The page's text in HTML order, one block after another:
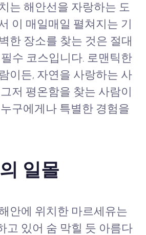
는 해안선을 자랑하는 도
이 매일매일 펼쳐지는 기
한 장소를 찾는 것은 절대
수 코스입니다. 로맨틱한
이든, 자연을 사랑하는 사
저 평온함을 찾는 사람이
구에게나 특별한 경험을
일몰
안에 위치한 마르세유는
고 있어 숨 막힐 듯 아름다